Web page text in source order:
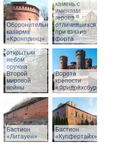
Оборонительная
казарма
«Кронпринц»
камень с
именами
героев
отличившихся
при взятие
форта
Выставка под
открытым
небом
оружия
Второй
мировой
войны
Ворота
крепости
«Фридрихсбург»
Бастион
«Литауен»
Бастион
«Купфертайх»